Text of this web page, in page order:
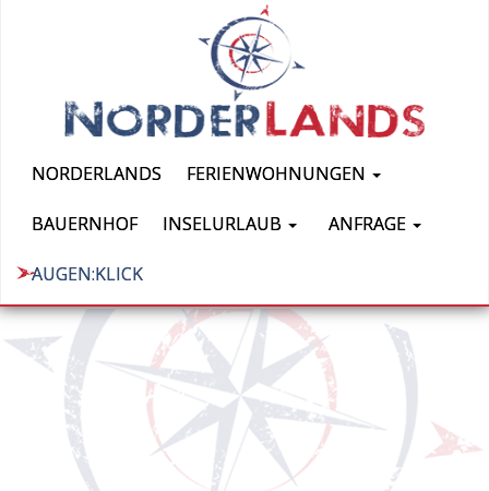
NORDERLANDS FERIENWOHNUNGEN
BAUERNHOF INSELURLAUB ANFRAGE
AUGEN:KLICK